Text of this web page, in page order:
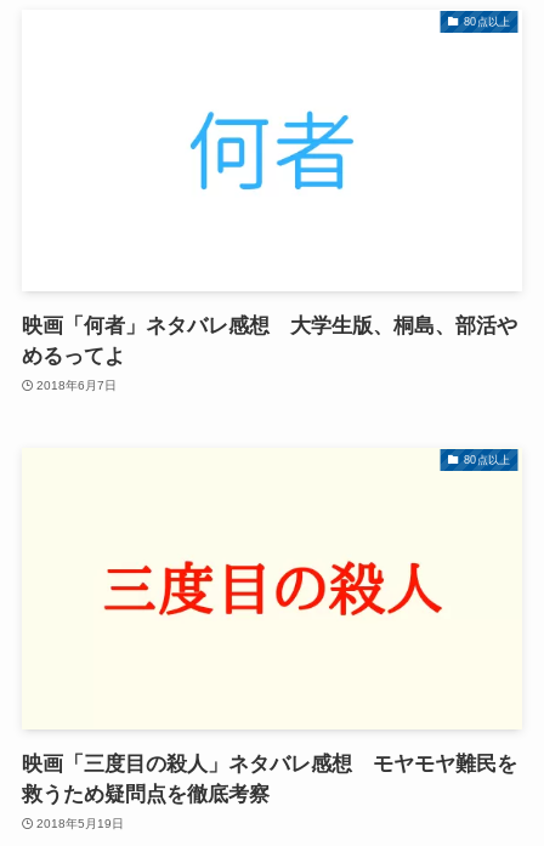
80点以上
映画「何者」ネタバレ感想 大学生版、桐島、部活や
めるってよ
2018年6月7日
80点以上
映画「三度目の殺人」ネタバレ感想 モヤモヤ難民を
救うため疑問点を徹底考察
2018年5月19日